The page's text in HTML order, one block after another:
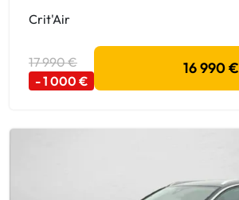
Crit'Air
17 990 €
- 1 000 €
16 990 €